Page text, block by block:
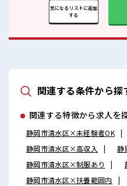
気になるリストに追加
する
関連する条件から探
関連する特徴から求人を
静岡市清水区×未経験者OK
静岡市清水区×高収入
静
静岡市清水区×制服あり
静岡市清水区×扶養範囲内